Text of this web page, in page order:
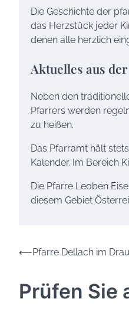
Die Geschichte der
das Herzstück jeder
denen alle herzlich
Aktuelles aus
Neben den
Pfarrers werden
zu heißen.
Das Pfarramt hält
Kalender. Im Bereich
Die Pfarre Leoben
diesem Gebiet
Beitrags-
⟵Pfarre Dellach im
Prüfen Sie